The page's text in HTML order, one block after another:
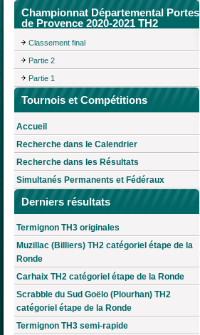
Championnat Départemental Portes
de Provence 2020-2021 TH2
Classement final
Partie 2
Partie 1
Tournois et Compétitions
Accueil
Recherche dans le Calendrier
Recherche dans les Résultats
Simultanés Permanents et Fédéraux
Derniers résultats
Termignon TH3 originales
Muzillac (Billiers) TH2 catégoriel étape de la
Ronde
Carhaix TH2 catégoriel étape de la Ronde
Scrabble du Sud Goëlo (Plourhan) TH2
catégoriel étape de la Ronde
Termignon TH3 semi-rapide